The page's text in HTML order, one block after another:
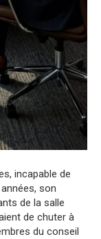
incapable de
son
de la salle
de chuter à
du conseil